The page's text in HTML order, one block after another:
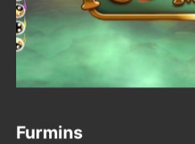
Furmins